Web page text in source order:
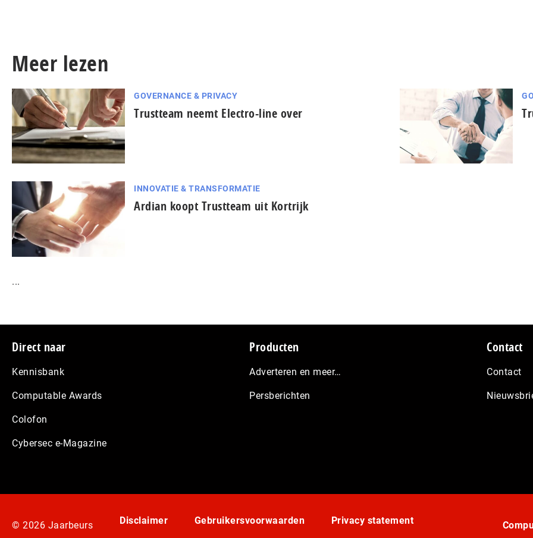
Meer lezen
GOVERNANCE & PRIVACY
Trustteam neemt Electro-line over
INNOVATIE & TRANSFORMATIE
Ardian koopt Trustteam uit Kortrijk
...
Footer
Direct naar
Kennisbank
Computable Awards
Colofon
Cybersec e-Magazine
Producten
Adverteren en meer…
Persberichten
Contact
Contact
© 2026 Jaarbeurs Disclaimer Gebruikersvoorwaarden Privacy statement